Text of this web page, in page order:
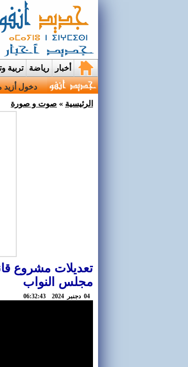
أخبار رياضة تربية
قرية إيمي
الرئيسية » صوت و صورة
تعديلات مشروع
مجلس النواب